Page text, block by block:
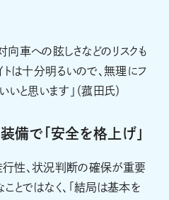
向車への眩しさなどのリスクも
トは十分明るいので、無理にフ
いと思います」（菰田氏）
備で「安全を格上げ」
性、状況判断の確保が重要
とではなく、「結局は基本を